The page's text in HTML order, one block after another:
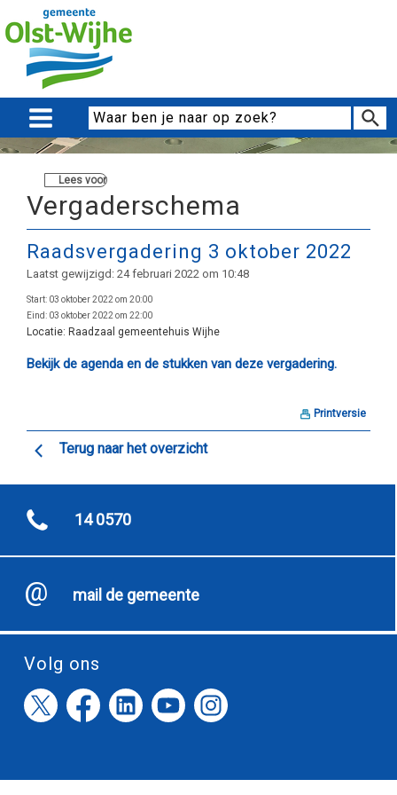
Lees voor
Vergaderschema
Raadsvergadering 3 oktober 2022
Laatst gewijzigd: 24 februari 2022 om 10:48
Start: 03 oktober 2022 om 20:00
Eind: 03 oktober 2022 om 22:00
Locatie: Raadzaal gemeentehuis Wijhe
Bekijk de agenda en de stukken van deze vergadering.
Printversie
Terug naar het overzicht
14 0570
mail de gemeente
Volg ons